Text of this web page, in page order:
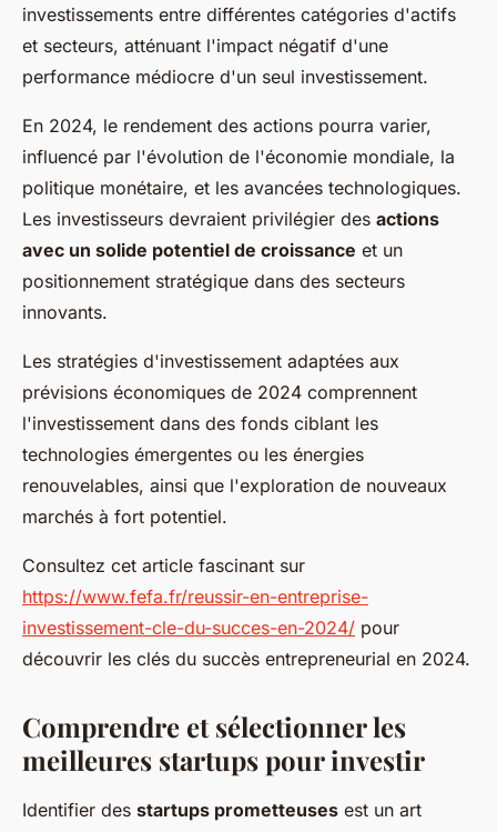
investissements entre différentes catégories d'actifs
et secteurs, atténuant l'impact négatif d'une
performance médiocre d'un seul investissement.
En 2024, le rendement des actions pourra varier,
influencé par l'évolution de l'économie mondiale, la
politique monétaire, et les avancées technologiques.
Les investisseurs devraient privilégier des actions
avec un solide potentiel de croissance et un
positionnement stratégique dans des secteurs
innovants.
Les stratégies d'investissement adaptées aux
prévisions économiques de 2024 comprennent
l'investissement dans des fonds ciblant les
technologies émergentes ou les énergies
renouvelables, ainsi que l'exploration de nouveaux
marchés à fort potentiel.
Consultez cet article fascinant sur
https://www.fefa.fr/reussir-en-entreprise-
investissement-cle-du-succes-en-2024/ pour
découvrir les clés du succès entrepreneurial en 2024.
Comprendre et sélectionner les
meilleures startups pour investir
Identifier des startups prometteuses est un art